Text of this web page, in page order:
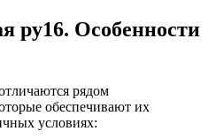
ру16. Особенности
рядом
обеспечивают их
условиях: